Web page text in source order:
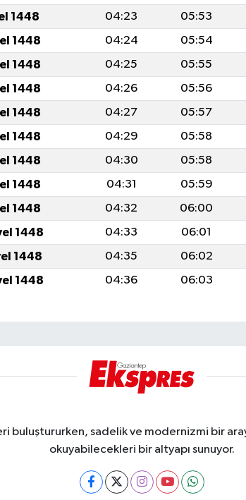
1448 04:23 05:53
1448 04:24 05:54
1448 04:25 05:55
1448 04:26 05:56
1448 04:27 05:57
1448 04:29 05:58
1448 04:30 05:58
1448 04:31 05:59
1448 04:32 06:00
1448 04:33 06:01
1448 04:35 06:02
1448 04:36 06:03
buluştururken, sadelik ve modernizmi bir
okuyabilecekleri bir altyapı sunuyor.